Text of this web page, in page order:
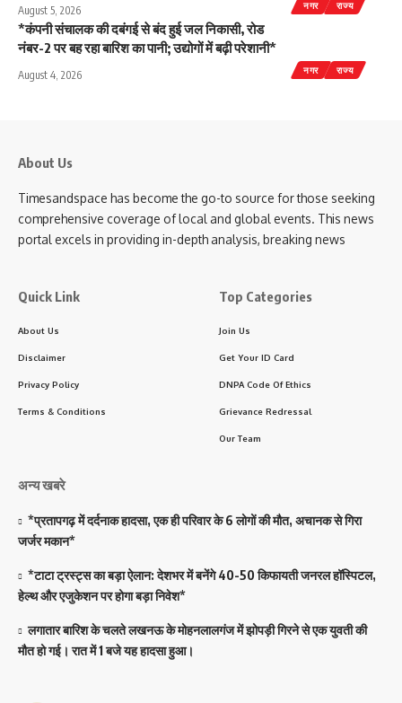
नगर राज्य
August 5, 2026
नगर राज्य
*कंपनी संचालक की दबंगई से बंद हुई जल निकासी, रोड
नंबर-2 पर बह रहा बारिश का पानी; उद्योगों में बढ़ी परेशानी*
August 4, 2026
About Us
Timesandspace has become the go-to source for those seeking
comprehensive coverage of local and global events. This news
portal excels in providing in-depth analysis, breaking news
Quick Link
About Us
Disclaimer
Privacy Policy
Terms & Conditions
Top Categories
Join Us
Get Your ID Card
DNPA Code Of Ethics
Grievance Redressal
Our Team
अन्य खबरे
*प्रतापगढ़ में दर्दनाक हादसा, एक ही परिवार के 6 लोगों की मौत, अचानक से गिरा
जर्जर मकान*
*टाटा ट्रस्ट्स का बड़ा ऐलान: देशभर में बनेंगे 40-50 किफायती जनरल हॉस्पिटल,
हेल्थ और एजुकेशन पर होगा बड़ा निवेश*
लगातार बारिश के चलते लखनऊ के मोहनलालगंज में झोपड़ी गिरने से एक युवती की
मौत हो गई। रात में 1 बजे यह हादसा हुआ।